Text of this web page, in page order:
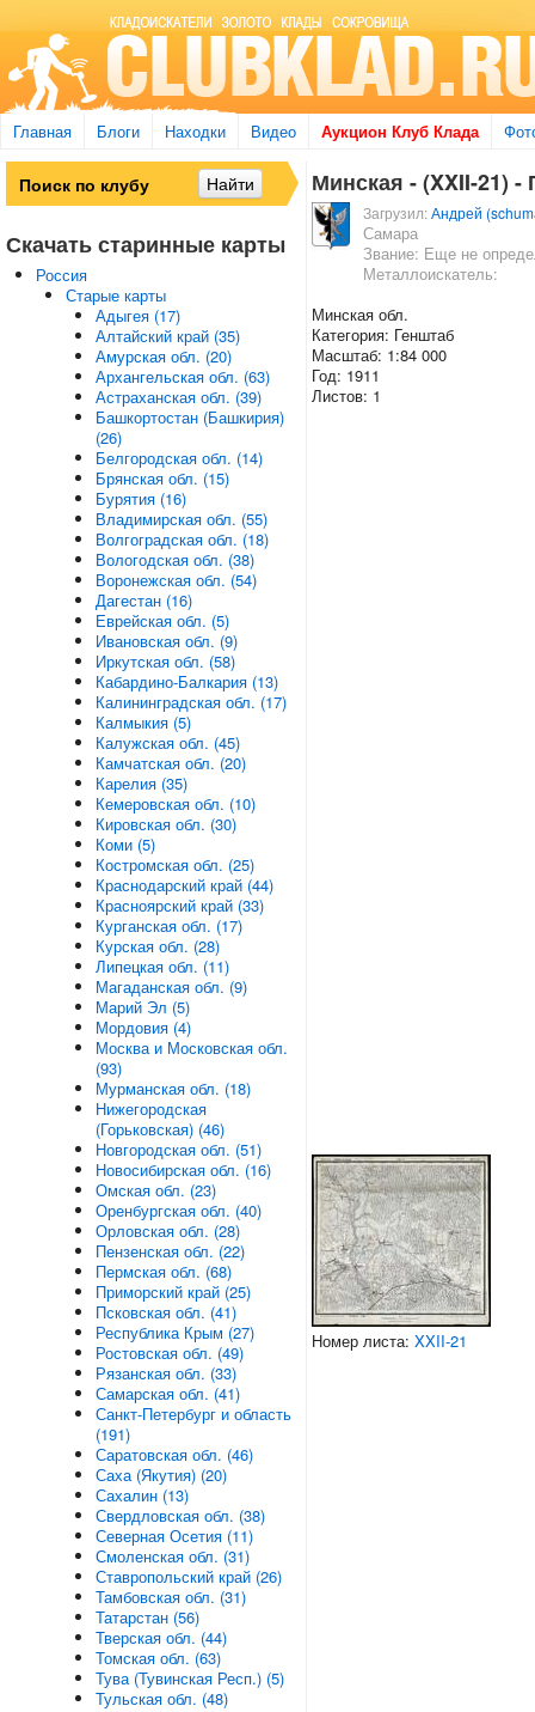
Главная Блоги Находки Видео Аукцион Клуб Клада
Минская - (XXII-21) -
Загрузил:Андрей
Самара
Звание: Еще не
Металлоискатель:
Минская обл.
Категория: Генштаб
Масштаб: 1:84 000
Год: 1911
Листов: 1
Номер листа:XXII-21
Скачать старинные карты
Россия
Старые карты
Адыгея (17)
Алтайский край (35)
Амурская обл. (20)
Архангельская обл. (63)
Астраханская обл. (39)
Башкортостан (Башкирия)
(26)
Белгородская обл. (14)
Брянская обл. (15)
Бурятия (16)
Владимирская обл. (55)
Волгоградская обл. (18)
Вологодская обл. (38)
Воронежская обл. (54)
Дагестан (16)
Еврейская обл. (5)
Ивановская обл. (9)
Иркутская обл. (58)
Кабардино-Балкария (13)
Калининградская обл. (17)
Калмыкия (5)
Калужская обл. (45)
Камчатская обл. (20)
Карелия (35)
Кемеровская обл. (10)
Кировская обл. (30)
Коми (5)
Костромская обл. (25)
Краснодарский край (44)
Красноярский край (33)
Курганская обл. (17)
Курская обл. (28)
Липецкая обл. (11)
Магаданская обл. (9)
Марий Эл (5)
Мордовия (4)
Москва и Московская обл.
(93)
Мурманская обл. (18)
Нижегородская
(Горьковская) (46)
Новгородская обл. (51)
Новосибирская обл. (16)
Омская обл. (23)
Оренбургская обл. (40)
Орловская обл. (28)
Пензенская обл. (22)
Пермская обл. (68)
Приморский край (25)
Псковская обл. (41)
Республика Крым (27)
Ростовская обл. (49)
Рязанская обл. (33)
Самарская обл. (41)
Санкт-Петербург и область
(191)
Саратовская обл. (46)
Саха (Якутия) (20)
Сахалин (13)
Свердловская обл. (38)
Северная Осетия (11)
Смоленская обл. (31)
Ставропольский край (26)
Тамбовская обл. (31)
Татарстан (56)
Тверская обл. (44)
Томская обл. (63)
Тува (Тувинская Респ.) (5)
Тульская обл. (48)